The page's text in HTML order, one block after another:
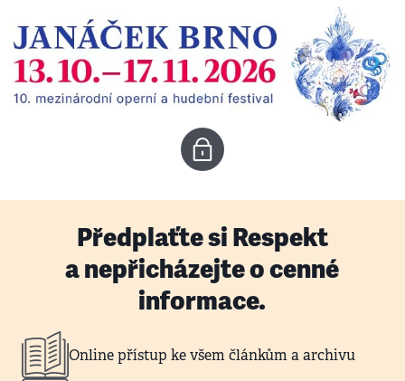
Předplaťte si Respekt
a nepřicházejte o cenné
informace.
Online přístup ke všem článkům a archivu